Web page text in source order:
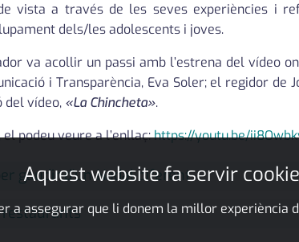
vista a través de les seves experiències i
dels/les adolescents i joves.
va acollir un passi amb l’estrena del vídeo
i Transparència, Eva Soler; el regidor de
del vídeo, «La Chincheta».
el podeu veure a l’enllaç:https://youtu.be/
gaudir d’un Nadal diferent
restaurants
Aquest website fa servir
a assegurar que li donem la millor experiència